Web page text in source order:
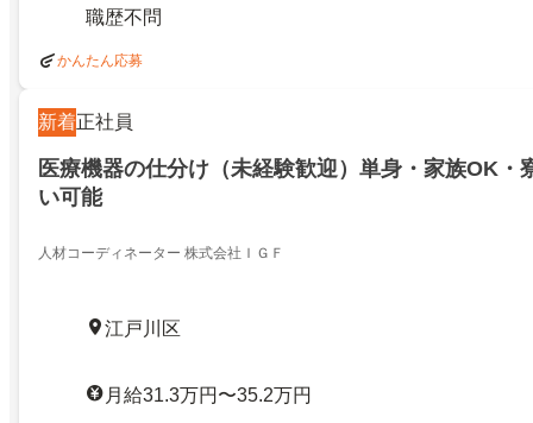
職歴不問
かんたん応募
新着正社員
医療機器の仕分け（未経験歓迎）単身・家族OK・
い可能
人材コーディネーター 株式会社ＩＧＦ
江戸川区
月給31.3万円〜35.2万円